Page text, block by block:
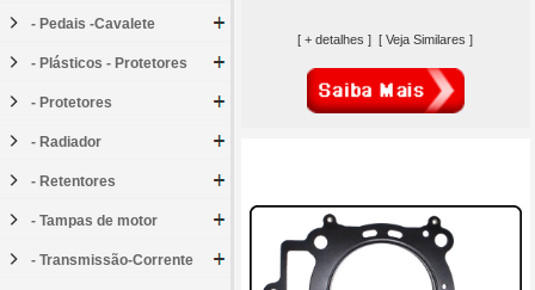
- Pedais -Cavalete
- Plásticos - Protetores
- Protetores
- Radiador
- Retentores
- Tampas de motor
- Transmissão-Corrente
[ + detalhes ] [ Veja Similares ]